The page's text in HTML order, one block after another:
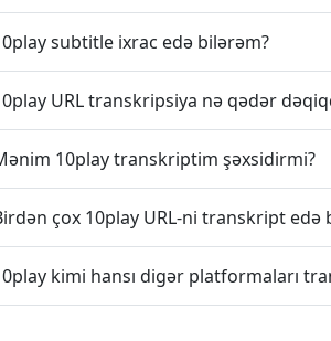
subtitle ixrac edə bilərəm?
URL transkripsiya nə qədər
10play transkriptim şəxsidirmi?
çox 10play URL-ni transkript edə
kimi hansı digər platformaları